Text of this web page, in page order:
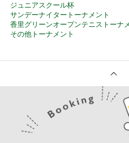
ジュニアスクール杯
サンデーナイタートーナメント
香里グリーンオープンテニストーナ
その他トーナメント